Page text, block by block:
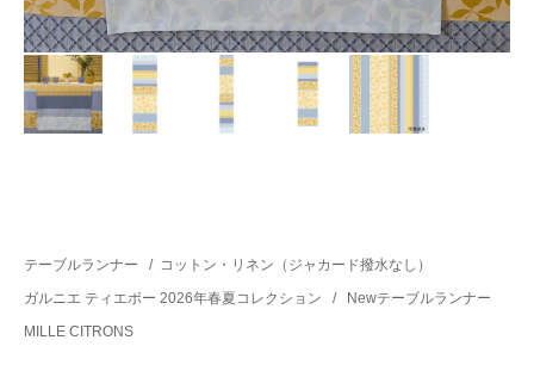
テーブルランナー / コットン・リネン（ジャカード撥水なし）
ガルニエ ティエボー 2026年春夏コレクション
/
Newテーブルランナー
MILLE CITRONS